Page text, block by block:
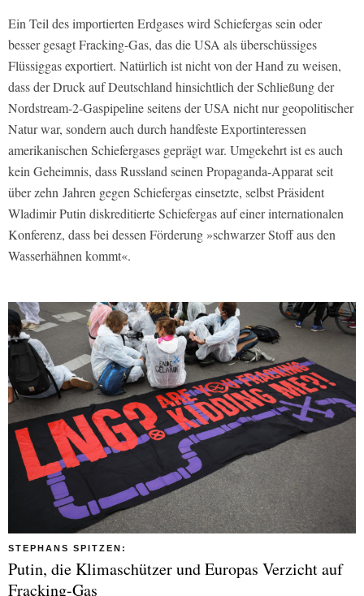
Ein Teil des importierten Erdgases wird Schiefergas sein oder
besser gesagt Fracking-Gas, das die USA als überschüssiges
Flüssiggas exportiert. Natürlich ist nicht von der Hand zu weisen,
dass der Druck auf Deutschland hinsichtlich der Schließung der
Nordstream-2-Gaspipeline seitens der USA nicht nur geopolitischer
Natur war, sondern auch durch handfeste Exportinteressen
amerikanischen Schiefergases geprägt war. Umgekehrt ist es auch
kein Geheimnis, dass Russland seinen Propaganda-Apparat seit
über zehn Jahren gegen Schiefergas einsetzte, selbst Präsident
Wladimir Putin diskreditierte Schiefergas auf einer internationalen
Konferenz, dass bei dessen Förderung »schwarzer Stoff aus den
Wasserhähnen kommt«.
STEPHANS SPITZEN:
Putin, die Klimaschützer und Europas Verzicht auf
Fracking-Gas